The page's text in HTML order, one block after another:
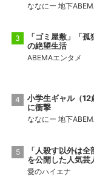
ななにー 地下
「ゴミ屋敷」「
の絶望生活
ABEMAエンタメ
小学生ギャル（
に衝撃
ななにー 地下
「人殺す以外は
を公開した人気芸
愛のハイエナ